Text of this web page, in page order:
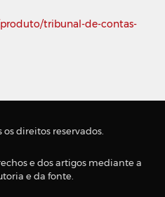
tribunal-de-contas-
os direitos reservados.
e dos artigos mediante a
e da fonte.